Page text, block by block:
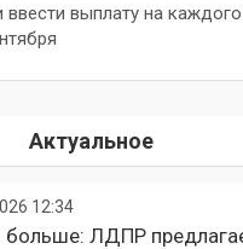
выплату на каждого
Актуальное
12:34
больше: ЛДПР